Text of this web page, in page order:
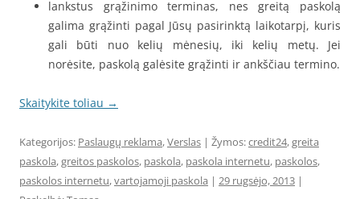
lankstus grąžinimo terminas, nes greitą paskolą
galima grąžinti pagal Jūsų pasirinktą laikotarpį, kuris
gali būti nuo kelių mėnesių, iki kelių metų. Jei
norėsite, paskolą galėsite grąžinti ir ankščiau termino.
Skaitykite toliau →
Kategorijos: Paslaugų reklama,Verslas | Žymos:credit24,greita
paskola,greitos paskolos, paskola, paskola internetu, paskolos,
paskolos internetu,vartojamoji paskola | 29 rugsėjo, 2013 |